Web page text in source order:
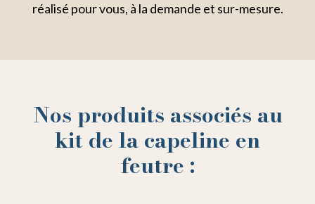
réalisé pour vous, à la demande et sur-mesure.
Nos produits associés au
kit de la capeline en
feutre :